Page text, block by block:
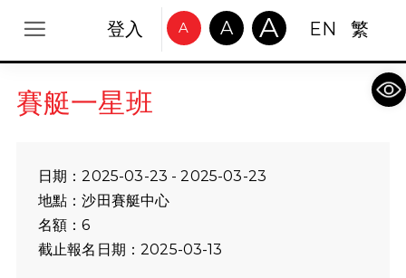
登入 A A A EN 繁
賽艇一星班
日期：2025-03-23 - 2025-03-23
地點：沙田賽艇中心
名額：6
截止報名日期：2025-03-13